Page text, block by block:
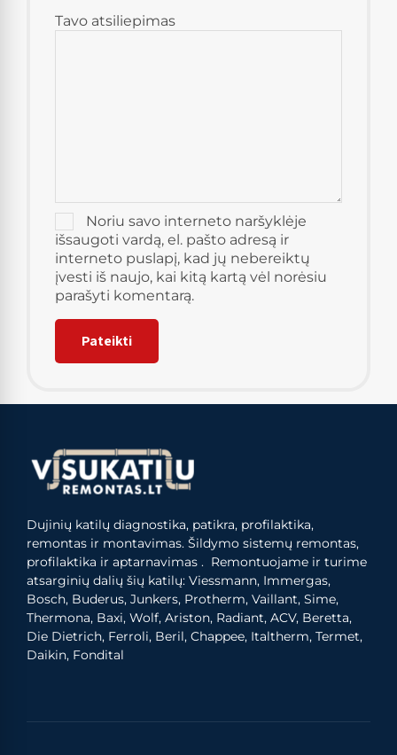
Tavo atsiliepimas
Noriu savo interneto naršyklėje
išsaugoti vardą, el. pašto adresą ir
interneto puslapį, kad jų nebereiktų
įvesti iš naujo, kai kitą kartą vėl norėsiu
parašyti komentarą.
Dujinių katilų diagnostika, patikra, profilaktika,
remontas ir montavimas. Šildymo sistemų remontas,
profilaktika ir aptarnavimas . Remontuojame ir turime
atsarginių dalių šių katilų: Viessmann, Immergas,
Bosch, Buderus, Junkers, Protherm, Vaillant, Sime,
Thermona, Baxi, Wolf, Ariston, Radiant, ACV, Beretta,
Die Dietrich, Ferroli, Beril, Chappee, Italtherm, Termet,
Daikin, Fondital